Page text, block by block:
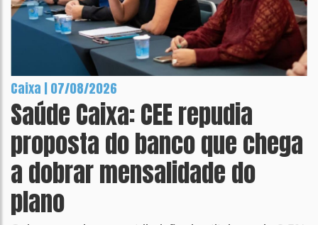
Caixa | 07/08/2026
Saúde Caixa: CEE repudia
proposta do banco que chega
a dobrar mensalidade do
plano